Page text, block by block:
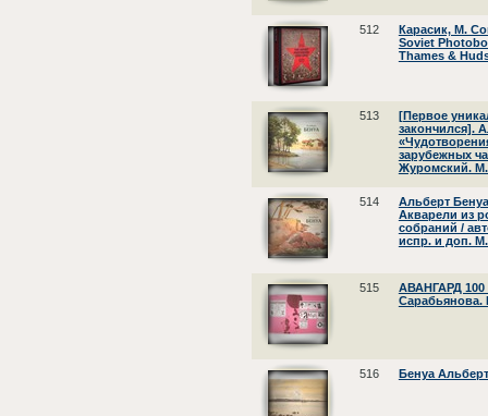
512
Карасик, М.
Soviet
Thames &
513
[Первое
закончился].
зарубежных
Журомский.
514
Альберт
Акварели из
собраний /
испр. и доп.
515
АВАНГАРД 100
516 Бенуа